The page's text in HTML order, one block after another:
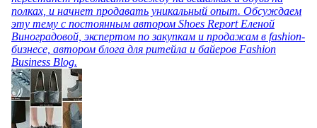
полках, и начнет продавать уникальный опыт. Обсуждаем
эту тему с постоянным автором Shoes Report Еленой
Виноградовой, экспертом по закупкам и продажам в fashion-
бизнесе, автором блога для ритейла и байеров Fashion
Business Blog.